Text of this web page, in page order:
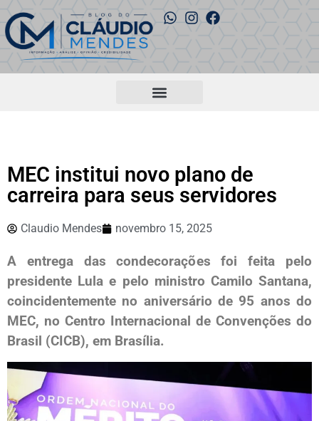
MEC institui novo plano de
carreira para seus servidores
Claudio Mendes novembro 15, 2025
A entrega das condecorações foi feita pelo
presidente Lula e pelo ministro Camilo Santana,
coincidentemente no aniversário de 95 anos do
MEC, no Centro Internacional de Convenções do
Brasil (CICB), em Brasília.